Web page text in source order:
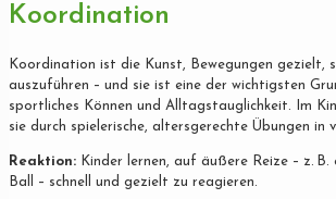
Koordination
Koordination ist die Kunst, Bewegungen gezielt,
auszuführen – und sie ist eine der wichtigsten
sportliches Können und Alltagstauglichkeit. Im
sie durch spielerische, altersgerechte Übungen in
Reaktion: Kinder lernen, auf äußere Reize – z. B.
Ball – schnell und gezielt zu reagieren.